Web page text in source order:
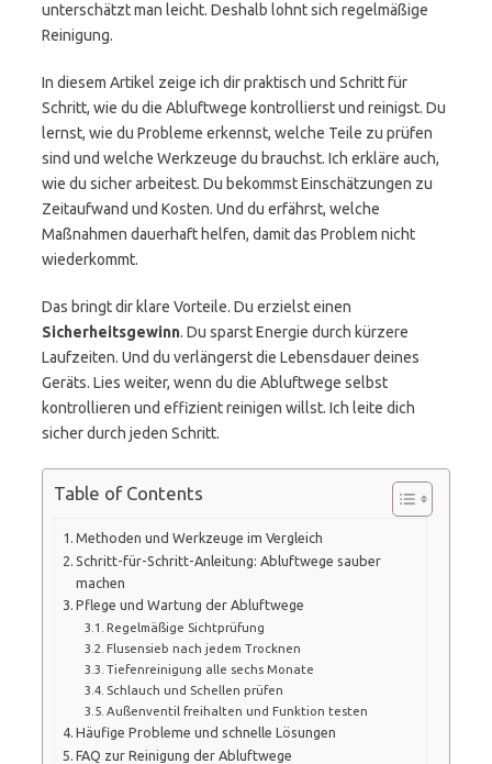
unterschätzt man leicht. Deshalb lohnt sich regelmäßige
Reinigung.
In diesem Artikel zeige ich dir praktisch und Schritt für
Schritt, wie du die Abluftwege kontrollierst und reinigst. Du
lernst, wie du Probleme erkennst, welche Teile zu prüfen
sind und welche Werkzeuge du brauchst. Ich erkläre auch,
wie du sicher arbeitest. Du bekommst Einschätzungen zu
Zeitaufwand und Kosten. Und du erfährst, welche
Maßnahmen dauerhaft helfen, damit das Problem nicht
wiederkommt.
Das bringt dir klare Vorteile. Du erzielst einen
Sicherheitsgewinn. Du sparst Energie durch kürzere
Laufzeiten. Und du verlängerst die Lebensdauer deines
Geräts. Lies weiter, wenn du die Abluftwege selbst
kontrollieren und effizient reinigen willst. Ich leite dich
sicher durch jeden Schritt.
Table of Contents
Methoden und Werkzeuge im Vergleich
Schritt-für-Schritt-Anleitung: Abluftwege sauber
machen
Pflege und Wartung der Abluftwege
Regelmäßige Sichtprüfung
Flusensieb nach jedem Trocknen
Tiefenreinigung alle sechs Monate
Schlauch und Schellen prüfen
Außenventil freihalten und Funktion testen
Häufige Probleme und schnelle Lösungen
FAQ zur Reinigung der Abluftwege